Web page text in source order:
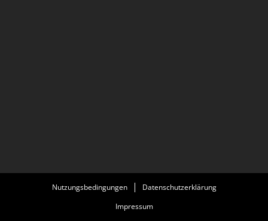
Nutzungsbedingungen
Datenschutzerklärung
Impressum